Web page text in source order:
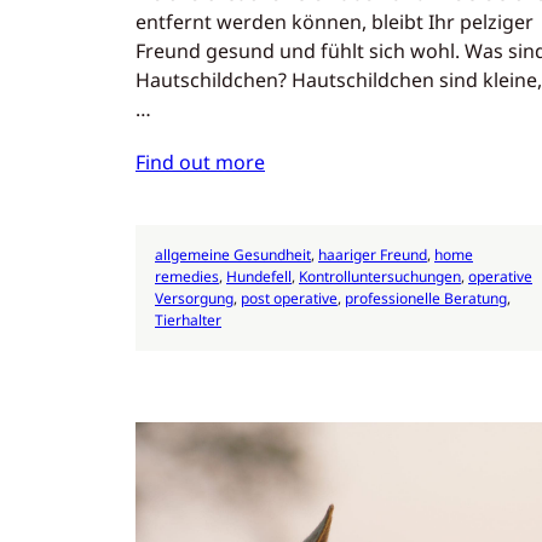
entfernt werden können, bleibt Ihr pelziger
Freund gesund und fühlt sich wohl. Was
Hautschildchen? Hautschildchen sind kleine,
…
Find out more
allgemeine Gesundheit, haariger Freund, home
remedies, Hundefell, Kontrolluntersuchungen, operative
Versorgung, post operative, professionelle Beratung
Tierhalter